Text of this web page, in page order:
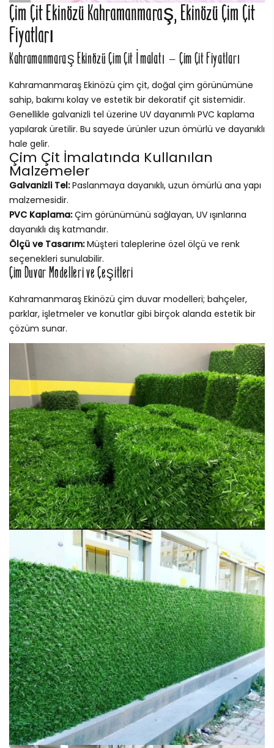
Çim Çit Ekinözü Kahramanmaraş, Ekinözü Çim Çit
Fiyatları
Kahramanmaraş Ekinözü Çim Çit İmalatı – Çim Çit Fiyatları
Kahramanmaraş Ekinözü çim çit, doğal çim görünümüne
sahip, bakımı kolay ve estetik bir dekoratif çit sistemidir.
Genellikle galvanizli tel üzerine UV dayanımlı PVC kaplama
yapılarak üretilir. Bu sayede ürünler uzun ömürlü ve dayanıklı
hale gelir.
Çim Çit İmalatında Kullanılan
Malzemeler
Galvanizli Tel:Paslanmaya dayanıklı, uzun ömürlü ana yapı
malzemesidir.
PVC Kaplama:Çim görünümünü sağlayan, UV ışınlarına
dayanıklı dış katmandır.
Ölçü ve Tasarım:Müşteri taleplerine özel ölçü ve renk
seçenekleri sunulabilir.
Çim Duvar Modelleri ve Çeşitleri
Kahramanmaraş Ekinözü çim duvar modelleri; bahçeler,
parklar, işletmeler ve konutlar gibi birçok alanda estetik bir
çözüm sunar.